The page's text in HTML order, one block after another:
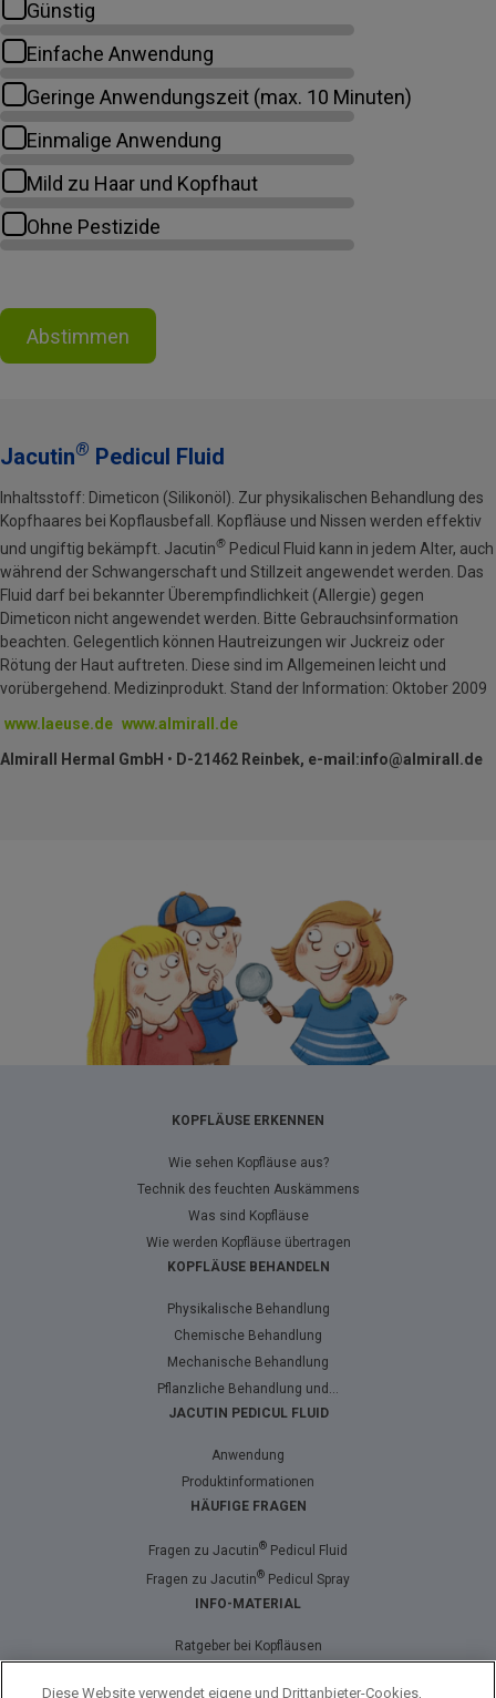
Günstig
Einfache Anwendung
Geringe Anwendungszeit (max. 10 Minuten)
Einmalige Anwendung
Mild zu Haar und Kopfhaut
Ohne Pestizide
Abstimmen
Jacutin® Pedicul Fluid
Inhaltsstoff: Dimeticon (Silikonöl). Zur physikalischen Behandlung des
Kopfhaares bei Kopflausbefall. Kopfläuse und Nissen werden effektiv
und ungiftig bekämpft. Jacutin® Pedicul Fluid kann in jedem Alter, auch
während der Schwangerschaft und Stillzeit angewendet werden. Das
Fluid darf bei bekannter Überempfindlichkeit (Allergie) gegen
Dimeticon nicht angewendet werden. Bitte Gebrauchsinformation
beachten. Gelegentlich können Hautreizungen wir Juckreiz oder
Rötung der Haut auftreten. Diese sind im Allgemeinen leicht und
vorübergehend. Medizinprodukt. Stand der Information: Oktober 2009
www.laeuse.de www.almirall.de
Almirall Hermal GmbH • D-21462 Reinbek, e-mail:info@almirall.de
KOPFLÄUSE ERKENNEN
Wie sehen Kopfläuse aus?
Technik des feuchten Auskämmens
Was sind Kopfläuse
Wie werden Kopfläuse übertragen
KOPFLÄUSE BEHANDELN
Physikalische Behandlung
Chemische Behandlung
Mechanische Behandlung
Pflanzliche Behandlung und...
JACUTIN PEDICUL FLUID
Anwendung
Produktinformationen
HÄUFIGE FRAGEN
Fragen zu Jacutin® Pedicul Fluid
Fragen zu Jacutin® Pedicul Spray
INFO-MATERIAL
Ratgeber bei Kopfläusen
Diese Website verwendet eigene und Drittanbieter-Cookies,